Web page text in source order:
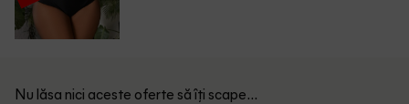
Nu lăsa nici aceste oferte să îți scape...